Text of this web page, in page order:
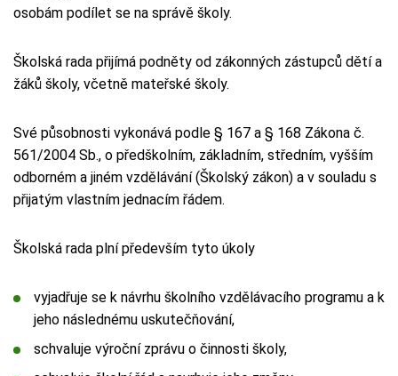
osobám podílet se na správě školy.
Školská rada přijímá podněty od zákonných zástupců dětí a
žáků školy, včetně mateřské školy.
Své působnosti vykonává podle § 167 a § 168 Zákona č.
561/2004 Sb., o předškolním, základním, středním, vyšším
odborném a jiném vzdělávání (Školský zákon) a v souladu s
přijatým vlastním jednacím řádem.
Školská rada plní především tyto úkoly
vyjadřuje se k návrhu školního vzdělávacího programu a k
jeho následnému uskutečňování,
schvaluje výroční zprávu o činnosti školy,